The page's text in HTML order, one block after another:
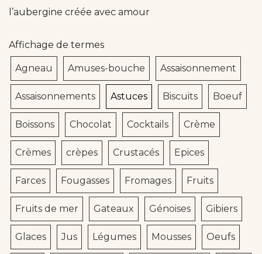
l’aubergine créée avec amour
Affichage de termes
Agneau Amuses-bouche Assaisonnement
Assaisonnements Astuces Biscuits Boeuf
Boissons Chocolat Cocktails Crème
Crèmes crèpes Crustacés Epices
Farces Fougasses Fromages Fruits
Fruits de mer Gateaux Génoises Gibiers
Glaces Jus Légumes Mousses Oeufs